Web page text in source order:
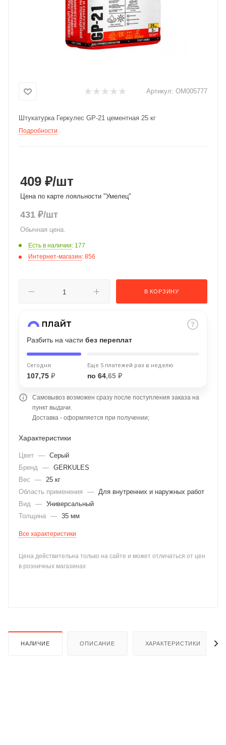
Артикул: ОМ005777
Штукатурка Геркулес GP-21 цементная 25 кг
Подробности
409 ₽/шт
Цена по карте лояльности "Умелец"
431 ₽/шт
Обычная цена.
Есть в наличии: 177
Интернет-магазин: 856
В КОРЗИНУ
Разбить на части без переплат
Сегодня
107,75 ₽
Еще 5 платежей раз в неделю
по 64,65 ₽
Самовывоз возможен сразу после поступления заказа на
пункт выдачи.
Доставка - оформляется при получении;
Характеристики
Цвет — Серый
Бренд — GERKULES
Вес
— 25 кг
Область применения
— Для внутренних и наружных работ
Вид — Универсальный
Толщина — 35 мм
Все характеристики
Цена действительна только на сайте и может отличаться от цен
в розничных магазинах
НАЛИЧИЕ ОПИСАНИЕ ХАРАКТЕРИСТИКИ
Добавляйте товары
в корзину
выбранный способом
по25
об оплате Плайтом
недели
Остались вопросы?
8 800 302-02-51